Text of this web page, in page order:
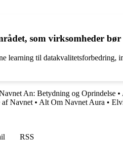
som virksomheder
til datakvalitetsforbedring,
An: Betydning og Oprindelse •
af Navnet • Alt Om Navnet Aura •
RSS